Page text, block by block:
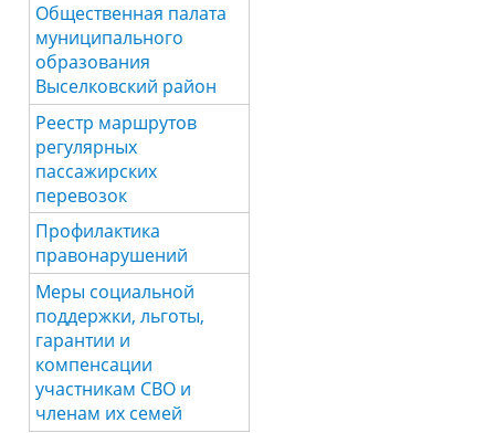
Общественная палата
муниципального
образования
Выселковский район
Реестр маршрутов
регулярных
пассажирских
перевозок
Профилактика
правонарушений
Меры социальной
поддержки, льготы,
гарантии и
компенсации
участникам СВО и
членам их семей